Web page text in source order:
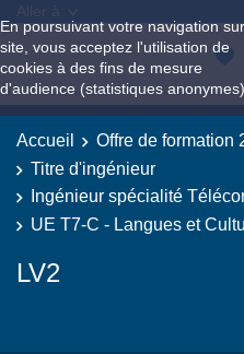
En poursuivant votre navigation
site, vous acceptez l'utilisation de
cookies à des fins de mesure
d'audience (statistiques anonymes).
Aller à
Accueil
Offre de formation
Titre d'ingénieur
Ingénieur spécialité
UE T7-C - Langues et
LV2